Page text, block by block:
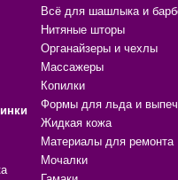
Всё для шашлыка и
Нитяные шторы
Органайзеры и чехлы
Массажеры
Копилки
Формы для льда и
Жидкая кожа
Материалы для ремонта
Мочалки